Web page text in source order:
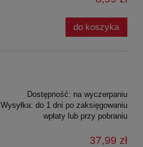
do koszyka
Dostępność: na wyczerpaniu
Wysyłka: do 1 dni po zaksięgowaniu
wpłaty lub przy pobraniu
37,99 zł